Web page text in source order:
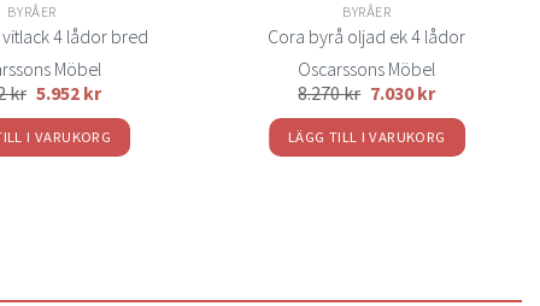
BYRÅER
4 lådor bred
Möbel
kr 5.952 kr
I VARUKORG
BYRÅER
Cora byrå oljad ek 4 lådor
Oscarssons Möbel
8.270kr 7.030kr
LÄGG TILL I VARUKORG